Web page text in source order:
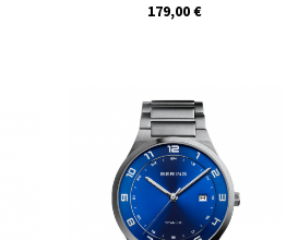
179,00 €